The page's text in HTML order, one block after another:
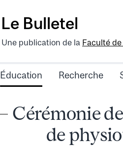
Le Bulletel
Une publication de la Faculté
Éducation Recherche
Cérémonie
de